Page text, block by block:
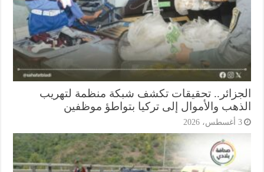
تحقيقات تكشف شبكة منظمة لتهريب
والأموال إلى تركيا بتواطؤ موظفين